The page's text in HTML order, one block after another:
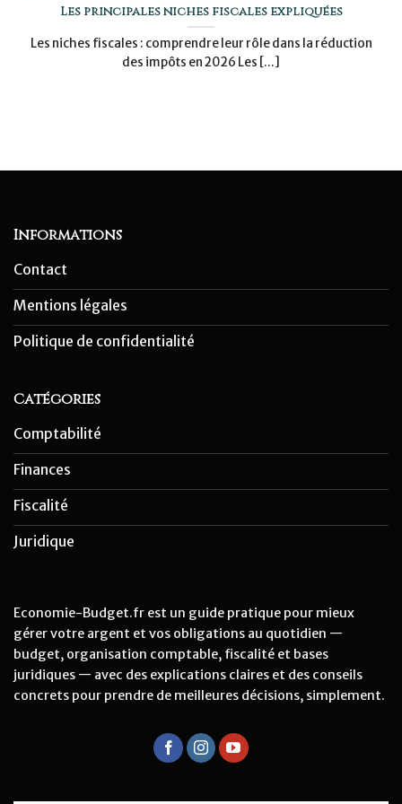
Les principales niches fiscales expliquées
Les niches fiscales : comprendre leur rôle dans la réduction
des impôts en 2026 Les [...]
Informations
Contact
Mentions légales
Politique de confidentialité
Catégories
Comptabilité
Finances
Fiscalité
Juridique
Economie-Budget.fr est un guide pratique pour mieux
gérer votre argent et vos obligations au quotidien —
budget, organisation comptable, fiscalité et bases
juridiques — avec des explications claires et des conseils
concrets pour prendre de meilleures décisions, simplement.